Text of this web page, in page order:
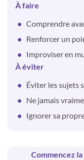
À faire
Comprendre
Renforcer un
Improviser en
À éviter
Éviter les sujets
Ne jamais
Ignorer sa
Commencez